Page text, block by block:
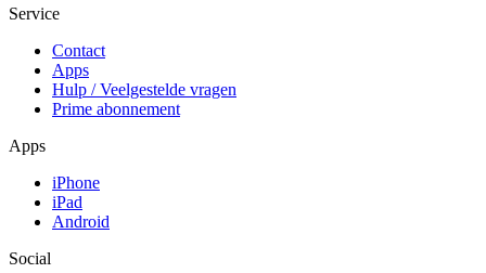
Service
Contact
Apps
Hulp / Veelgestelde vragen
Prime abonnement
Apps
iPhone
iPad
Android
Social